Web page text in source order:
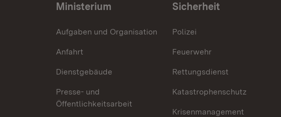
Ministerium
Aufgaben und Organisation
Anfahrt
Dienstgebäude
Presse- und
Öffentlichkeitsarbeit
Sicherheit
Polizei
Feuerwehr
Rettungsdienst
Katastrophenschutz
Krisenmanagement